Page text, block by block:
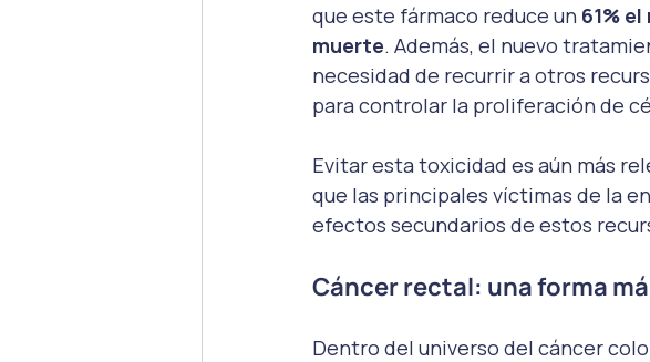
que este fármaco reduce un 61%
muerte. Además, el nuevo
necesidad de recurrir a otros
para controlar la proliferación de
Evitar esta toxicidad es aún más
que las principales víctimas de la
efectos secundarios de estos
Cáncer rectal: una forma
Dentro del universo del cáncer